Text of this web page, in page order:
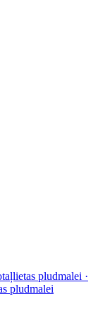
pludmalei ·
pludmalei